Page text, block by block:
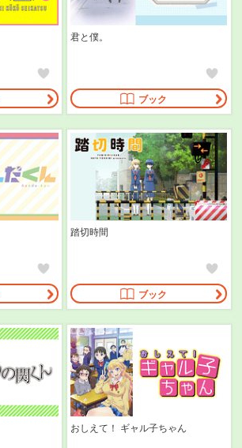
君と僕。
ブック
踏切時間
ブック
おしえて！ ギャル子ちゃん